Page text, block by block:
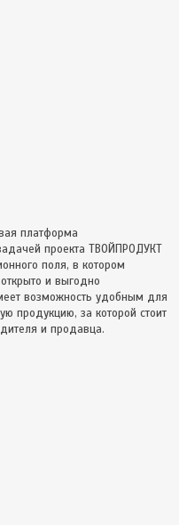
платформа
проекта ТВОЙПРОДУКТ
поля, в котором
и выгодно
возможность удобным для
продукцию, за которой стоит
и продавца.